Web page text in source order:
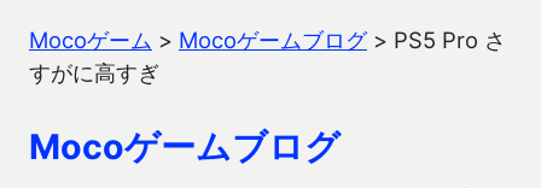
Mocoゲーム > Mocoゲームブログ> PS5 Pro さ
すがに高すぎ
Mocoゲームブログ